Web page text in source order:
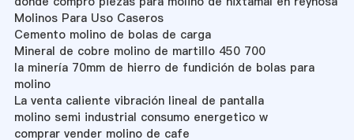
Molinos Para Uso Caseros
Cemento molino de bolas de carga
Mineral de cobre molino de martillo 450 700
la minería 70mm de hierro de fundición de bolas para
molino
La venta caliente vibración lineal de pantalla
molino semi industrial consumo energetico w
comprar vender molino de cafe